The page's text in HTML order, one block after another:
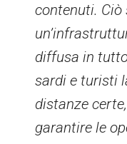
contenuti. Ciò
diffusa in
sardi e turisti
distanze
garantire le